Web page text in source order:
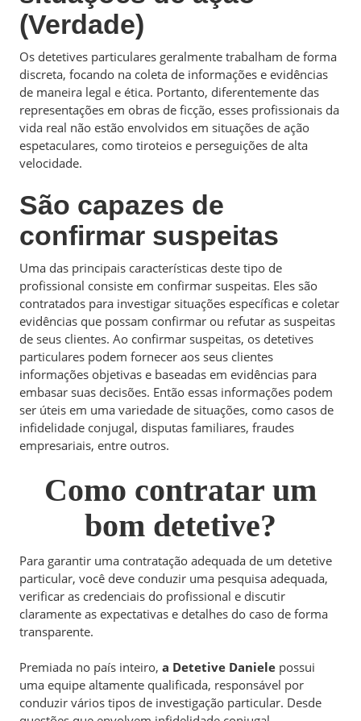
(Verdade)
Os detetives particulares geralmente trabalham de forma
discreta, focando na coleta de informações e evidências
de maneira legal e ética. Portanto, diferentemente das
representações em obras de ficção, esses profissionais da
vida real não estão envolvidos em situações de ação
espetaculares, como tiroteios e perseguições de alta
velocidade.
São capazes de
confirmar suspeitas
Uma das principais características deste tipo de
profissional consiste em confirmar suspeitas. Eles são
contratados para investigar situações específicas e coletar
evidências que possam confirmar ou refutar as suspeitas
de seus clientes. Ao confirmar suspeitas, os detetives
particulares podem fornecer aos seus clientes
informações objetivas e baseadas em evidências para
embasar suas decisões. Então essas informações podem
ser úteis em uma variedade de situações, como casos de
infidelidade conjugal, disputas familiares, fraudes
empresariais, entre outros.
Como contratar um
bom detetive?
Para garantir uma contratação adequada de um detetive
particular, você deve conduzir uma pesquisa adequada,
verificar as credenciais do profissional e discutir
claramente as expectativas e detalhes do caso de forma
transparente.
Premiada no país inteiro, a Detetive Daniele possui
uma equipe altamente qualificada, responsável por
conduzir vários tipos de investigação particular. Desde